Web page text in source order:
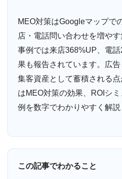
MEO対策はGoogleマップで
店・電話問い合わせを増や
事例では来店368%UP、電
果も報告されています。広
集客資産として蓄積される
はMEO対策の効果、ROIシ
例を数字でわかりやすく解説
この記事でわかること